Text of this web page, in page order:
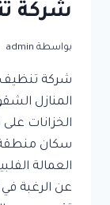
شركة
بواسطة admin
شركة تنظيف
المنازل
الخزانات
سكان منطقة
العمالة
عن الرغبة